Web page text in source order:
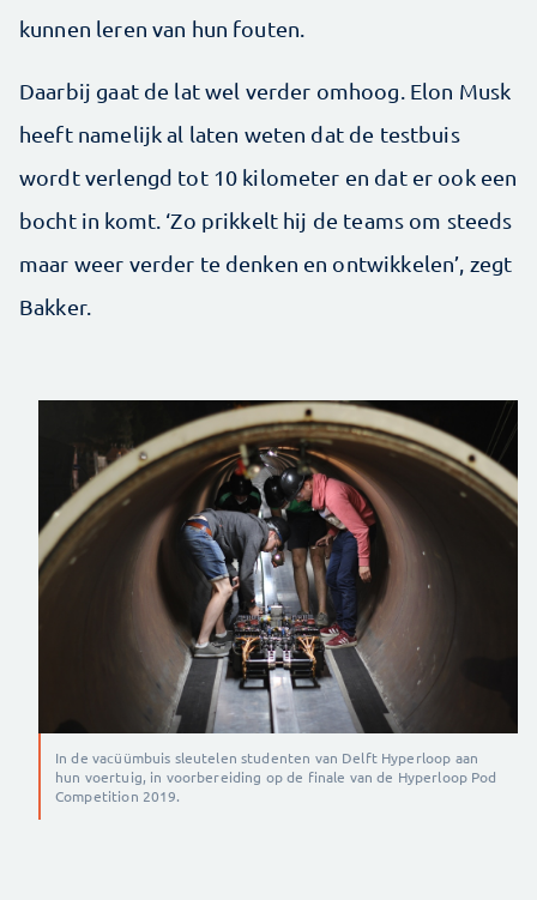
kunnen leren van hun fouten.
Daarbij gaat de lat wel verder omhoog. Elon Musk
heeft namelijk al laten weten dat de testbuis
wordt verlengd tot 10 kilometer en dat er ook een
bocht in komt. ‘Zo prikkelt hij de teams om steeds
maar weer verder te denken en ontwikkelen’, zegt
Bakker.
In de vacüümbuis sleutelen studenten van Delft Hyperloop aan
hun voertuig, in voorbereiding op de finale van de Hyperloop Pod
Competition 2019.